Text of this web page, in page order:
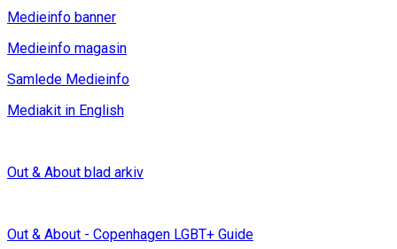
Medieinfo banner
Medieinfo magasin
Samlede Medieinfo
Mediakit in English
Out & About blad arkiv
Out & About - Copenhagen LGBT+ Guide